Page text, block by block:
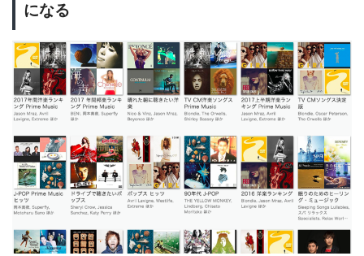
になる